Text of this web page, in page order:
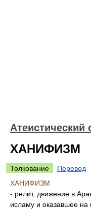
Атеистический
ХАНИФИЗМ
Толкование
Перевод
ХАНИФИЗМ
- релит, движение в
исламу и оказавшее на